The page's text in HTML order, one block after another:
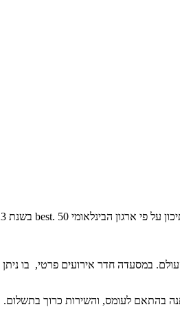
best.
אשר שומר בקפידה במהלך השנים 2010-2018 על ידי צוות משמרים מכל רחבי העולם. במסעדה חדר